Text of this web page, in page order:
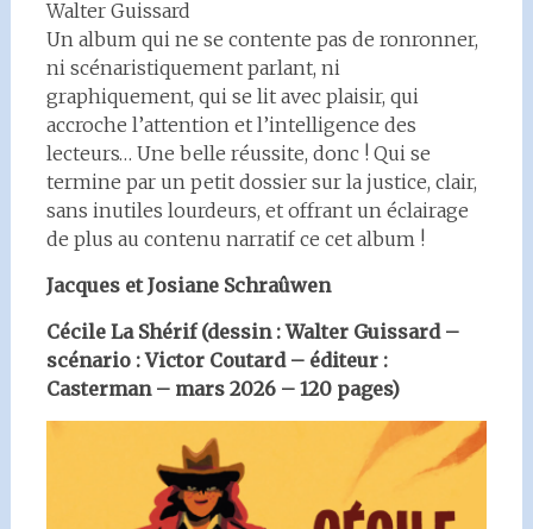
Walter Guissard
Un album qui ne se contente pas de ronronner,
ni scénaristiquement parlant, ni
graphiquement, qui se lit avec plaisir, qui
accroche l’attention et l’intelligence des
lecteurs… Une belle réussite, donc ! Qui se
termine par un petit dossier sur la justice, clair,
sans inutiles lourdeurs, et offrant un éclairage
de plus au contenu narratif ce cet album !
Jacques et Josiane Schraûwen
Cécile La Shérif (dessin : Walter Guissard –
scénario : Victor Coutard – éditeur :
Casterman – mars 2026 – 120 pages)